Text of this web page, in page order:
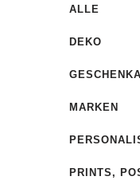
ALLE
DEKO
MARKEN
PRINTS,